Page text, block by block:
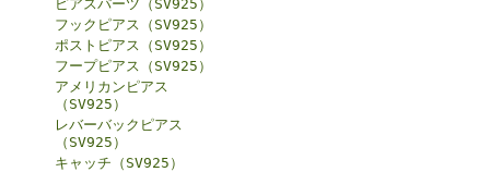
ピアスパーツ（SV925）
フックピアス（SV925）
ポストピアス（SV925）
フープピアス（SV925）
アメリカンピアス
（SV925）
レバーバックピアス
（SV925）
キャッチ（SV925）